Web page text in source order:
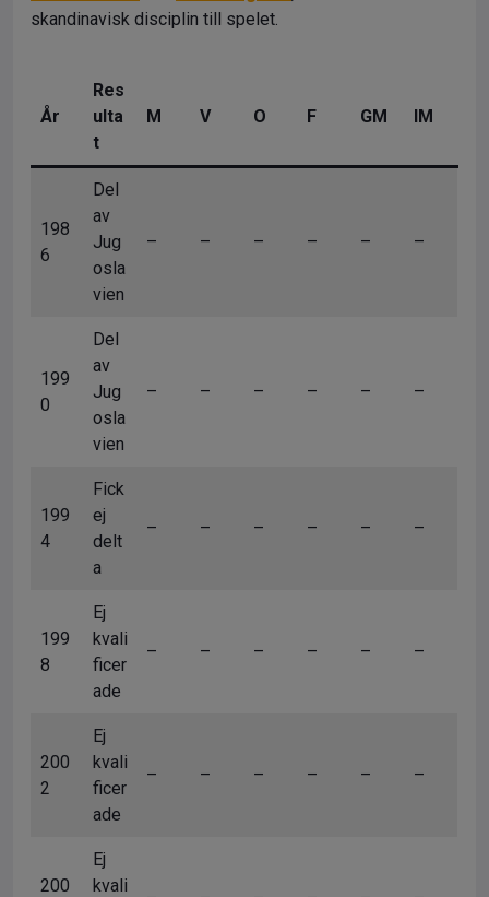
skandinavisk disciplin till spelet.
År
Res
ulta
t
M V O F GM IM
198
6
Del
av
Jug
osla
vien
– – – – – –
199
0
Del
av
Jug
osla
vien
– – – – – –
199
4
Fick
ej
delt
a
– – – – – –
199
8
Ej
kvali
ficer
ade
– – – – – –
200
2
Ej
kvali
ficer
ade
– – – – – –
200
Ej
kvali